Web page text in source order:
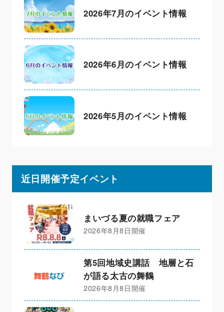
2026年7月のイベント情報
2026年6月のイベント情報
2026年5月のイベント情報
近日開催予定イベント
まいづる夏の就職フェア
2026年8月8日開催
第5回地域史講話 地層と石
が語る太古の舞鶴
2026年8月8日開催